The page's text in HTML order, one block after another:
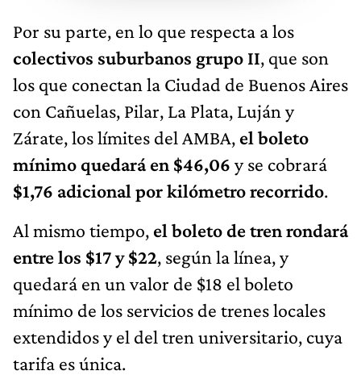
Por su parte, en lo que respecta a los
colectivos suburbanos grupo II, que son
los que conectan la Ciudad de Buenos Aires
con Cañuelas, Pilar, La Plata, Luján y
Zárate, los límites del AMBA, el boleto
mínimo quedará en $46,06 y se cobrará
$1,76 adicional por kilómetro recorrido.
Al mismo tiempo, el boleto de tren rondará
entre los $17 y $22, según la línea, y
quedará en un valor de $18 el boleto
mínimo de los servicios de trenes locales
extendidos y el del tren universitario, cuya
tarifa es única.